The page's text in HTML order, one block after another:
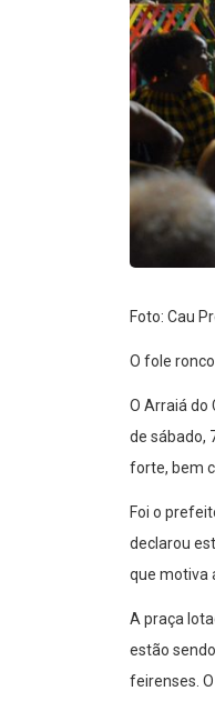
Foto: Cau
O fole
O Arraiá do
de sábado,
forte, bem
Foi o
declarou
que motiva
A praça
estão
feirenses.